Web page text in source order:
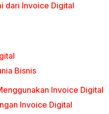
dari Invoice Digital
Bisnis
Invoice Digital
Invoice Digital